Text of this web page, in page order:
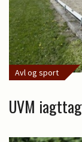
Avl og sport
UVM